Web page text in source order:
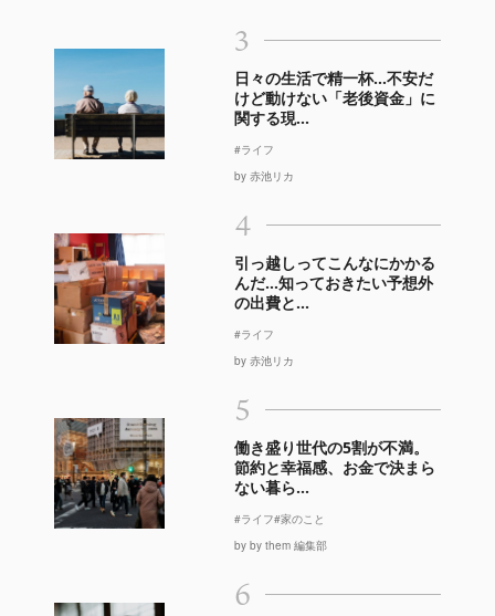
3
日々の生活で精一杯…不安だ
けど動けない「老後資金」に
関する現...
#ライフ
by 赤池リカ
4
引っ越しってこんなにかかる
んだ…知っておきたい予想外
の出費と...
#ライフ
by 赤池リカ
5
働き盛り世代の5割が不満。
節約と幸福感、お金で決まら
ない暮ら...
#ライフ#家のこと
by by them 編集部
6